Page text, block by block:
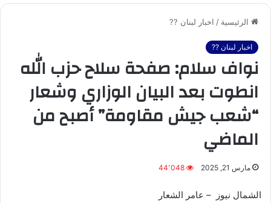
الرئيسية / اخبار لبنان ??
اخبار لبنان ??
نواف سلام: صفحة سلاح حزب الله
انطوت بعد البيان الوزاري وشعار
“شعب جيش مقاومة” أصبح من
الماضي
مارس 21, 2025 44٬048
الشمال نيوز – عامر الشعار